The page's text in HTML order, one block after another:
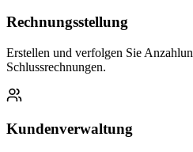
Rechnungsstellung
Erstellen und verfolgen Sie
Schlussrechnungen.
Kundenverwaltung